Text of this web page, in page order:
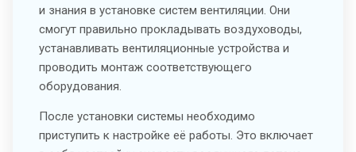
и знания в установке систем вентиляции. Они
смогут правильно прокладывать воздуховоды,
устанавливать вентиляционные устройства и
проводить монтаж соответствующего
оборудования.
После установки системы необходимо
приступить к настройке её работы. Это включает